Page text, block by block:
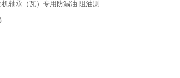
机轴承（瓦）专用防漏油 阻油测